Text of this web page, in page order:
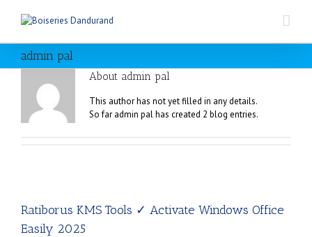
admin pal
About admin pal
This author has not yet filled in any details.
So far admin pal has created 2 blog entries.
Ratiborus KMS Tools ✓ Activate Windows Office
Easily 2025